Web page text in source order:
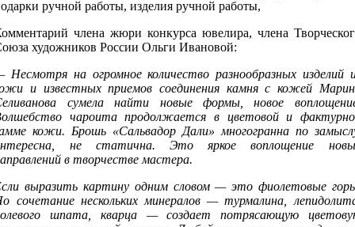
члена жюри конкурса ювелира, члена
художников России Ольги Ивановой:
Несмотря на огромное количество разнообразных изделий
и известных приемов соединения камня с кожей
сумела найти новые формы, новое
чароита продолжается в цветовой и
кожи. Брошь «Сальвадор Дали» многогранна по
не статична. Это яркое воплощение
в творчестве мастера.
выразить картину одним словом — это фиолетовые
сочетание нескольких минералов — турмалина,
шпата, кварца — создает потрясающую